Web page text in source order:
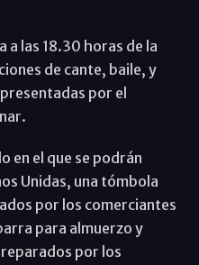
a las 18.30 horas de la
de cante, baile, y
por el
en el que se podrán
Unidas, una tómbola
por los comerciantes
para almuerzo y
por los